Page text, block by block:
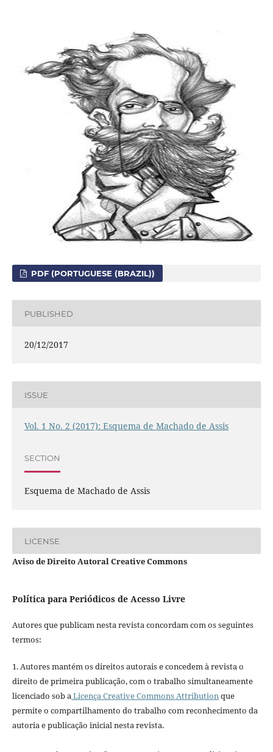
PDF (PORTUGUESE (BRAZIL))
PUBLISHED
20/12/2017
ISSUE
Vol. 1 No. 2 (2017): Esquema de Machado de Assis
SECTION
Esquema de Machado de Assis
LICENSE
Aviso de Direito Autoral Creative Commons
Política para Periódicos de Acesso Livre
Autores que publicam nesta revista concordam com os seguintes
termos:
1. Autores mantém os direitos autorais e concedem à revista o
direito de primeira publicação, com o trabalho simultaneamente
licenciado sob aLicença Creative Commons Attributionque
permite o compartilhamento do trabalho com reconhecimento da
autoria e publicação inicial nesta revista.